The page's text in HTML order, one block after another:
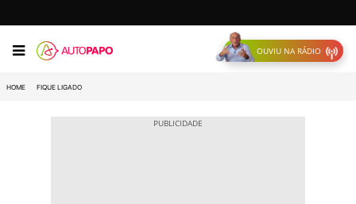
OUVIU NA RÁDIO
HOME FIQUE LIGADO